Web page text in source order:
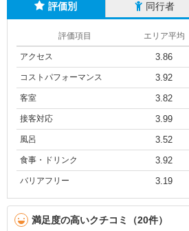
評価別 同行者
評価項目 エリア平均
アクセス 3.86
コストパフォーマンス 3.92
客室 3.82
接客対応 3.99
風呂 3.52
食事・ドリンク 3.92
バリアフリー 3.19
満足度の高いクチコミ（20件）